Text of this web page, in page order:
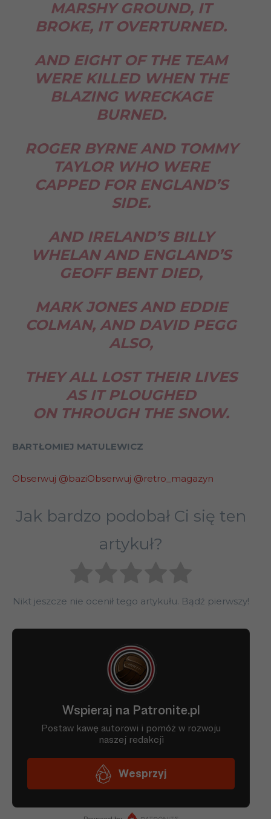
MARSHY GROUND, IT
BROKE, IT OVERTURNED.
AND EIGHT OF THE TEAM
WERE KILLED WHEN THE
BLAZING WRECKAGE
BURNED.
ROGER BYRNE AND TOMMY
TAYLOR WHO WERE
CAPPED FOR ENGLAND’S
SIDE.
AND IRELAND’S BILLY
WHELAN AND ENGLAND’S
GEOFF BENT DIED,
MARK JONES AND EDDIE
COLMAN, AND DAVID PEGG
ALSO,
THEY ALL LOST THEIR LIVES
AS IT PLOUGHED
ON THROUGH THE SNOW.
BARTŁOMIEJ MATULEWICZ
Obserwuj @baziObserwuj @retro_magazyn
Jak bardzo podobał Ci się ten
artykuł?
Nikt jeszcze nie ocenił tego artykułu. Bądź pierwszy!